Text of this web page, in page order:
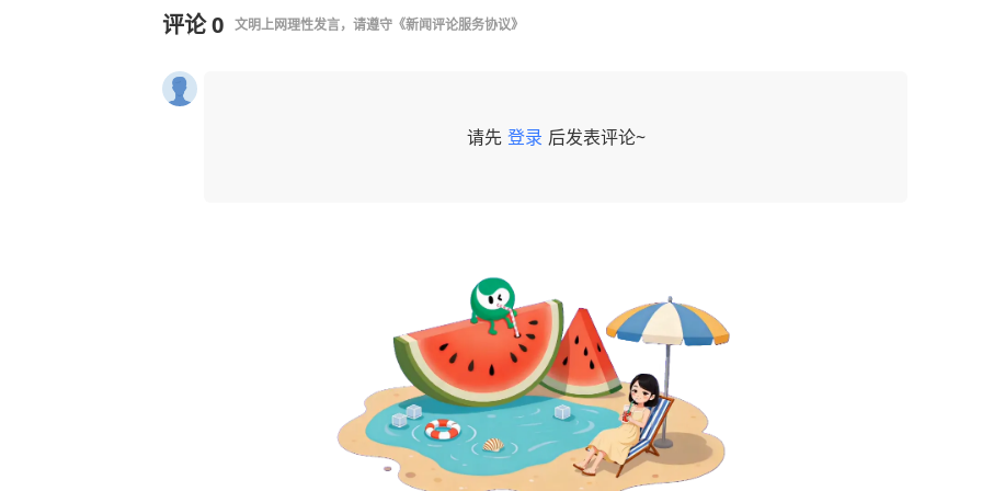
评论0 文明上网理性发言，请遵守 《新闻评论服务协议》
请先 登录 后发表评论~